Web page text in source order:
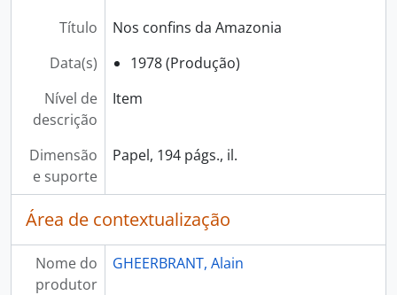
Título
Nos confins da Amazonia
Data(s)
1978 (Produção)
Nível de
descrição
Item
Dimensão
e suporte
Papel, 194 págs., il.
Área de contextualização
Nome do
produtor
GHEERBRANT, Alain